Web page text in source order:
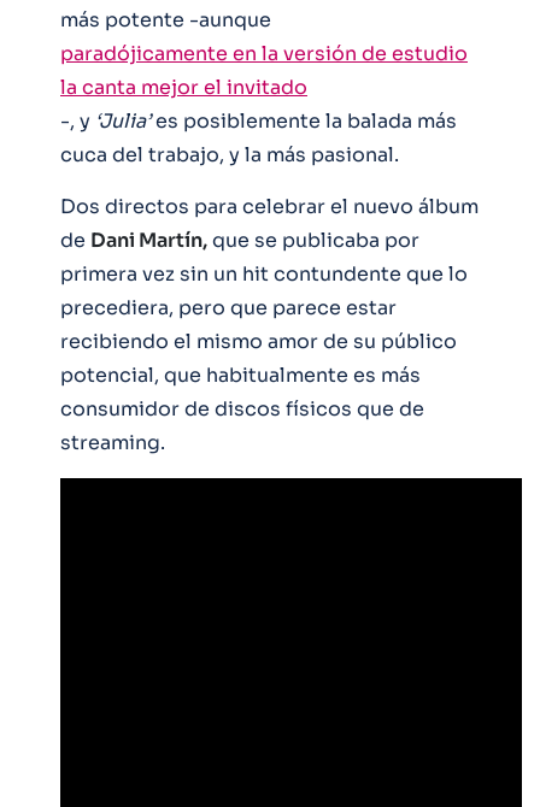
más potente -aunque
paradójicamente en la versión de estudio
la canta mejor el invitado
-, y ‘Julia’es posiblemente la balada más
cuca del trabajo, y la más pasional.
Dos directos para celebrar el nuevo álbum
de Dani Martín,que se publicaba por
primera vez sin un hit contundente que lo
precediera, pero que parece estar
recibiendo el mismo amor de su público
potencial, que habitualmente es más
consumidor de discos físicos que de
streaming.